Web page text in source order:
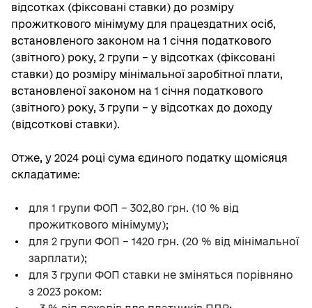
відсотках (фіксовані ставки) до розміру
прожиткового мінімуму для працездатних осіб,
встановленого законом на 1 січня податкового
(звітного) року, 2 групи – у відсотках (фіксовані
ставки) до розміру мінімальної заробітної плати,
встановленої законом на 1 січня податкового
(звітного) року, 3 групи – у відсотках до доходу
(відсоткові ставки).
Отже, у 2024 році сума єдиного податку щомісяця
складатиме:
для 1 групи ФОП – 302,80 грн. (10 % від
прожиткового мінімуму);
для 2 групи ФОП – 1420 грн. (20 % від мінімальної
зарплати);
для 3 групи ФОП ставки не зміняться порівняно
з 2023 роком: